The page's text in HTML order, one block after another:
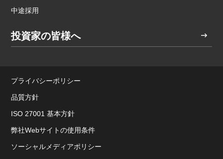
中途採用
投資家の皆様へ
プライバシーポリシー
品質方針
ISO 27001 基本方針
弊社Webサイトの使用条件
ソーシャルメディアポリシー